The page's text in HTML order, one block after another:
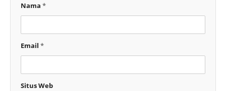
Nama *
Email *
Situs Web